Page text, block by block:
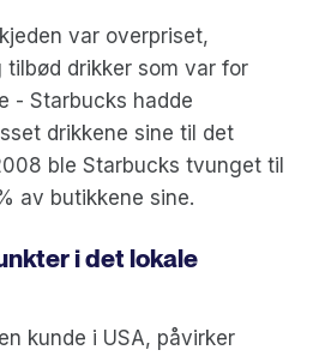
var overpriset,
drikker som var for
- Starbucks hadde
drikkene sine til det
ble Starbucks tvunget til
av butikkene sine.
i det lokale
kunde i USA, påvirker